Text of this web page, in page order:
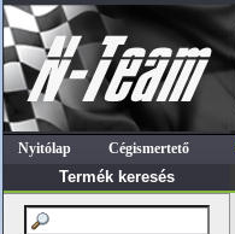
Nyitólap Cégismertető
Termék keresés